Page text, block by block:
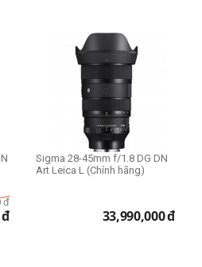
đ
đ
Sigma 28-45mm f/1.8 DG DN
Art Leica L (Chính hãng)
33,990,000đ